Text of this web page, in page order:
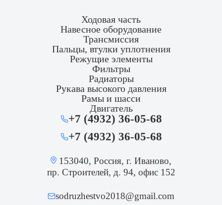
Ходовая часть
Навесное оборудование
Трансмиссия
Пальцы, втулки уплотнения
Режущие элементы
Фильтры
Радиаторы
Рукава высокого давления
Рамы и шасси
Двигатель
+7 (4932) 36-05-68
+7 (4932) 36-05-68
153040, Россия, г. Иваново,
пр. Строителей, д. 94, офис 152
sodruzhestvo2018@gmail.com